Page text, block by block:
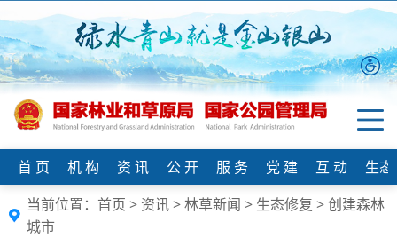
首 页 机 构 资 讯 公 开 服 务 党 建 互 动
生
当前位置： 首页 > 资讯>林草新闻 > 生态修复 >创建森林
城市